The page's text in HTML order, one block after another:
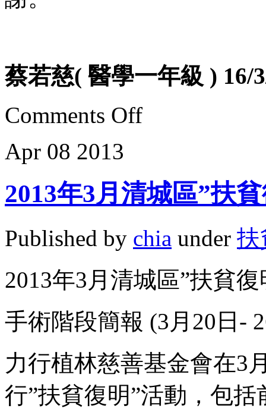
蔡若慈( 醫學一年級 ) 16/
Comments Off
Apr 08 2013
2013年3月清城區”扶
Published by chia under 扶
2013年3月清城區”扶貧復
手術階段簡報 (3月20日-
力行植林慈善基金會在3
行”扶貧復明”活動，包